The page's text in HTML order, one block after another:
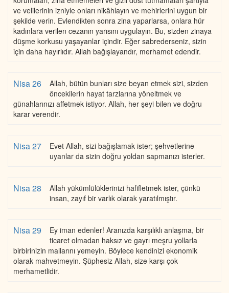
ve velilerinin izniyle onları nikâhlayın ve mehirlerini uygun bir
şekilde verin. Evlendikten sonra zina yaparlarsa, onlara hür
kadınlara verilen cezanın yarısını uygulayın. Bu, sizden zinaya
düşme korkusu yaşayanlar içindir. Eğer sabrederseniz, sizin
için daha hayırlıdır. Allah bağışlayandır, merhamet edendir.
Nisa 26
Allah, bütün bunları size beyan etmek sizi, sizden
öncekilerin hayat tarzlarına yöneltmek ve
günahlarınızı affetmek istiyor. Allah, her şeyi bilen ve doğru
karar verendir.
Nisa 27
Evet Allah, sizi bağışlamak ister; şehvetlerine
uyanlar da sizin doğru yoldan sapmanızı isterler.
Nisa 28
Allah yükümlülüklerinizi hafifletmek ister, çünkü
insan, zayıf bir varlık olarak yaratılmıştır.
Nisa 29
Ey iman edenler! Aranızda karşılıklı anlaşma, bir
ticaret olmadan haksız ve gayrı meşru yollarla
birbirinizin mallarını yemeyin. Böylece kendinizi ekonomik
olarak mahvetmeyin. Şüphesiz Allah, size karşı çok
merhametlidir.